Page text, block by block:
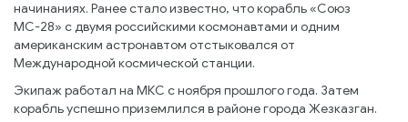
начинаниях. Ранее стало известно, что корабль «Союз
МС-28» с двумя российскими космонавтами и одним
американским астронавтом отстыковался от
Международной космической станции.
Экипаж работал на МКС с ноября прошлого года. Затем
корабль успешно приземлился в районе города Жезказган.